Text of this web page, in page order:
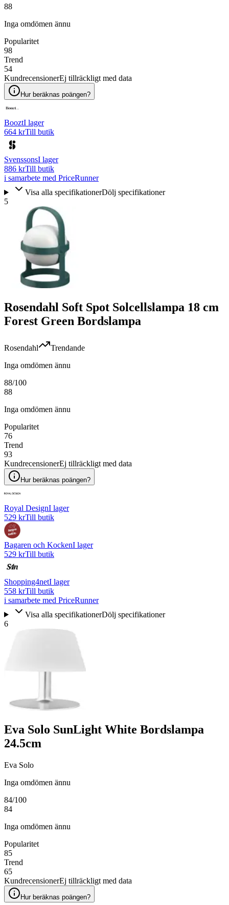
88
Inga omdömen ännu
Popularitet
98
Trend
54
KundrecensionerEj tillräckligt med data
Hur beräknas poängen?
BooztI lager
664 krTill butik
SvenssonsI lager
886 krTill butik
i samarbete med PriceRunner
Visa alla specifikationerDölj specifikationer
5
Rosendahl Soft Spot Solcellslampa 18 cm
Forest Green Bordslampa
Rosendahl
Trendande
Inga omdömen ännu
88/100
88
Inga omdömen ännu
Popularitet
76
Trend
93
KundrecensionerEj tillräckligt med data
Hur beräknas poängen?
Royal DesignI lager
529 krTill butik
Bagaren och KockenI lager
529 krTill butik
Shopping4netI lager
558 krTill butik
i samarbete med PriceRunner
Visa alla specifikationerDölj specifikationer
6
Eva Solo SunLight White Bordslampa
24.5cm
Eva Solo
Inga omdömen ännu
84/100
84
Inga omdömen ännu
Popularitet
85
Trend
65
KundrecensionerEj tillräckligt med data
Hur beräknas poängen?